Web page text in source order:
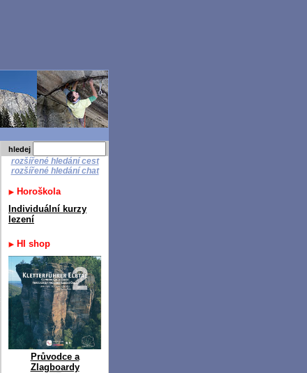
hledej
rozšířené hledání cest
rozšířené hledání chat
Horoškola
Individuální kurzy
lezení
HI shop
Průvodce a
Zlagboardy